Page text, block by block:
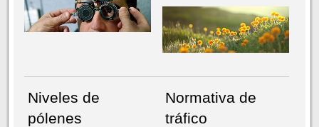
Niveles de
pólenes
Normativa de
tráfico